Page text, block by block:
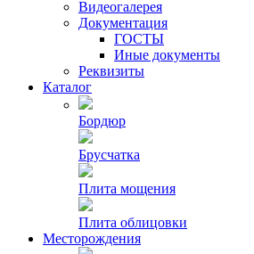
Видеогалерея
Документация
ГОСТЫ
Иные документы
Реквизиты
Каталог
Бордюр
Брусчатка
Плита мощения
Плита облицовки
Месторождения